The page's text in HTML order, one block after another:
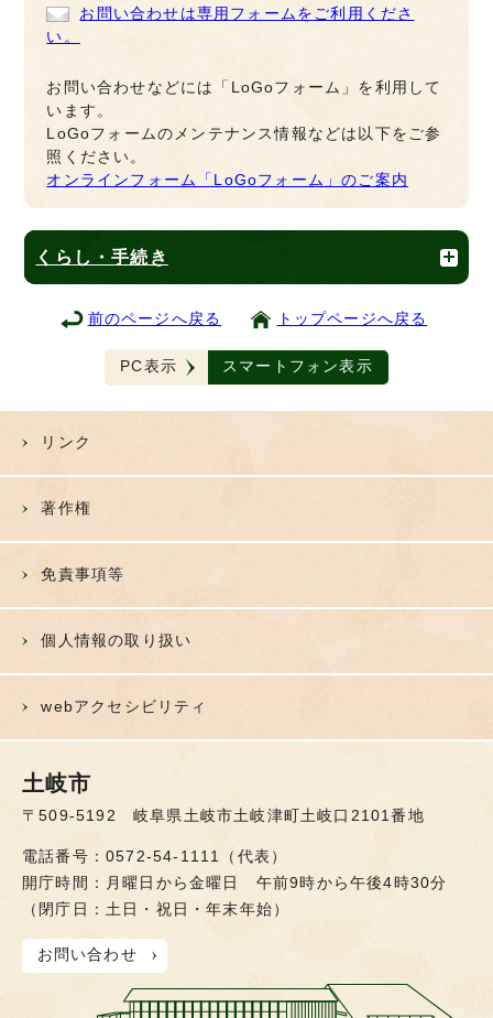
お問い合わせは専用フォームをご利用くださ
い。
お問い合わせなどには「LoGoフォーム」を利用して
います。
LoGoフォームのメンテナンス情報などは以下をご参
照ください。
オンラインフォーム「LoGoフォーム」のご案内
くらし・手続き
前のページへ戻る トップページへ戻る
PC表示 スマートフォン表示
リンク
著作権
免責事項等
個人情報の取り扱い
webアクセシビリティ
土岐市
〒509-5192 岐阜県土岐市土岐津町土岐口2101番地
電話番号：0572-54-1111（代表）
開庁時間：月曜日から金曜日 午前9時から午後4時30分
（閉庁日：土日・祝日・年末年始）
お問い合わせ